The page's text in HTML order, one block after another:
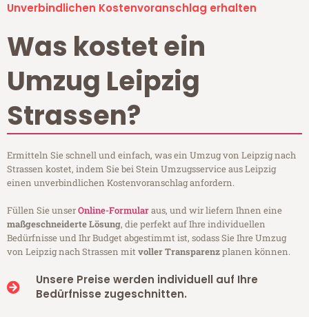
Unverbindlichen Kostenvoranschlag erhalten
Was kostet ein
Umzug Leipzig
Strassen?
Ermitteln Sie schnell und einfach, was ein Umzug von Leipzig nach
Strassen kostet, indem Sie bei Stein Umzugsservice aus Leipzig
einen unverbindlichen Kostenvoranschlag anfordern.
Füllen Sie unserOnline-Formularaus, und wir liefern Ihnen eine
maßgeschneiderte Lösung, die perfekt auf Ihre individuellen
Bedürfnisse und Ihr Budget abgestimmt ist, sodass Sie Ihre Umzug
von Leipzig nach Strassen mitvoller Transparenzplanen können.
Unsere Preise werden individuell auf Ihre
Bedürfnisse zugeschnitten.